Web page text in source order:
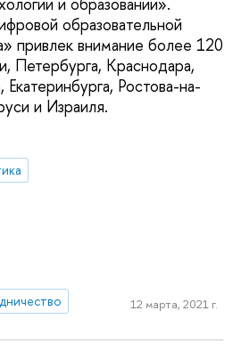
образовательной
привлек внимание более 120
Петербурга, Краснодара,
Ростова-на-
и Израиля.
12 марта, 2021 г.